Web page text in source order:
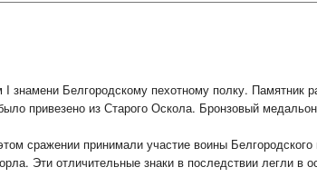
знамени Белгородскому пехотному полку. Памятник
привезено из Старого Оскола. Бронзовый медальон
сражении принимали участие воины Белгородского
Эти отличительные знаки в последствии легли в